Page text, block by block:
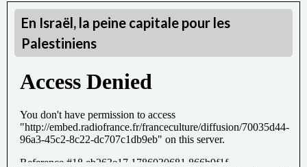
En Israël, la peine capitale pour les
Palestiniens